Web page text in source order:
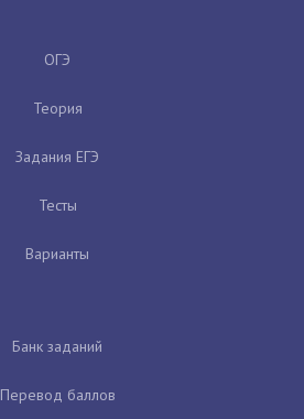
ОГЭ
Теория
Задания ЕГЭ
Тесты
Варианты
Банк заданий
Перевод баллов